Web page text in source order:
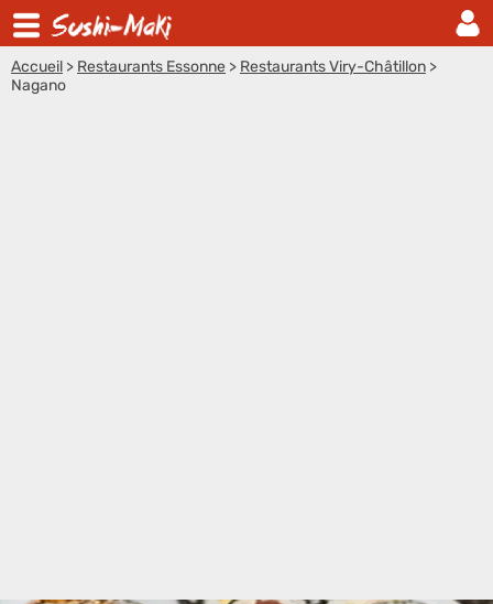
Accueil > Restaurants Essonne > Restaurants Viry-Châtillon >
Nagano